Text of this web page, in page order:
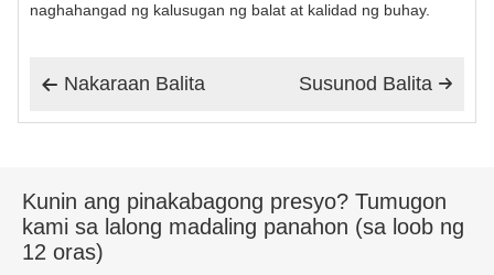
naghahangad ng kalusugan ng balat at kalidad ng buhay.
 Nakaraan Balita 
Susunod Balita
Kunin ang pinakabagong presyo? Tumugon
kami sa lalong madaling panahon (sa loob ng
12 oras)